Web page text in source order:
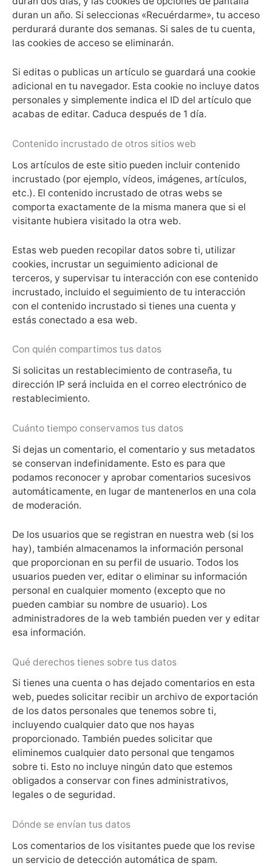
duran un año. Si seleccionas «Recuérdarme», tu acceso
perdurará durante dos semanas. Si sales de tu cuenta,
las cookies de acceso se eliminarán.
Si editas o publicas un artículo se guardará una cookie
adicional en tu navegador. Esta cookie no incluye datos
personales y simplemente indica el ID del artículo que
acabas de editar. Caduca después de 1 día.
Contenido incrustado de otros sitios web
Los artículos de este sitio pueden incluir contenido
incrustado (por ejemplo, vídeos, imágenes, artículos,
etc.). El contenido incrustado de otras webs se
comporta exactamente de la misma manera que si el
visitante hubiera visitado la otra web.
Estas web pueden recopilar datos sobre ti, utilizar
cookies, incrustar un seguimiento adicional de
terceros, y supervisar tu interacción con ese contenido
incrustado, incluido el seguimiento de tu interacción
con el contenido incrustado si tienes una cuenta y
estás conectado a esa web.
Con quién compartimos tus datos
Si solicitas un restablecimiento de contraseña, tu
dirección IP será incluida en el correo electrónico de
restablecimiento.
Cuánto tiempo conservamos tus datos
Si dejas un comentario, el comentario y sus metadatos
se conservan indefinidamente. Esto es para que
podamos reconocer y aprobar comentarios sucesivos
automáticamente, en lugar de mantenerlos en una cola
de moderación.
De los usuarios que se registran en nuestra web (si los
hay), también almacenamos la información personal
que proporcionan en su perfil de usuario. Todos los
usuarios pueden ver, editar o eliminar su información
personal en cualquier momento (excepto que no
pueden cambiar su nombre de usuario). Los
administradores de la web también pueden ver y editar
esa información.
Qué derechos tienes sobre tus datos
Si tienes una cuenta o has dejado comentarios en esta
web, puedes solicitar recibir un archivo de exportación
de los datos personales que tenemos sobre ti,
incluyendo cualquier dato que nos hayas
proporcionado. También puedes solicitar que
eliminemos cualquier dato personal que tengamos
sobre ti. Esto no incluye ningún dato que estemos
obligados a conservar con fines administrativos,
legales o de seguridad.
Dónde se envían tus datos
Los comentarios de los visitantes puede que los revise
un servicio de detección automática de spam.